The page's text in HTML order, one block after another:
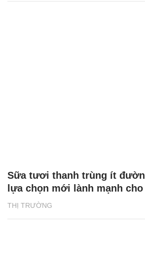
THỊ TRƯỜNG
Sữa tươi thanh trùng ít
lựa chọn mới lành mạnh